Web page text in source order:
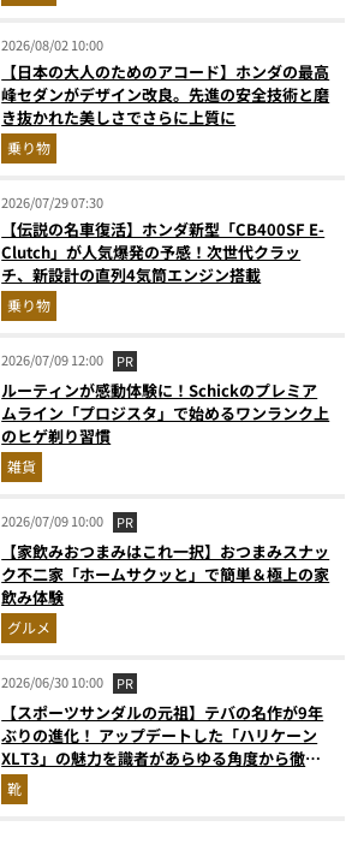
2026/08/02 10:00
【日本の大人のためのアコード】ホンダの最高
峰セダンがデザイン改良。先進の安全技術と磨
き抜かれた美しさでさらに上質に
乗り物
2026/07/29 07:30
【伝説の名車復活】ホンダ新型「CB400SF E-
Clutch」が人気爆発の予感！次世代クラッ
チ、新設計の直列4気筒エンジン搭載
乗り物
2026/07/09 12:00 PR
ルーティンが感動体験に！Schickのプレミア
ムライン「プロジスタ」で始めるワンランク上
のヒゲ剃り習慣
雑貨
2026/07/09 10:00 PR
【家飲みおつまみはこれ一択】おつまみスナッ
ク不二家「ホームサクッと」で簡単＆極上の家
飲み体験
グルメ
2026/06/30 10:00 PR
【スポーツサンダルの元祖】テバの名作が9年
ぶりの進化！ アップデートした「ハリケーン
XLT3」の魅力を識者があらゆる角度から徹底
解説！
靴